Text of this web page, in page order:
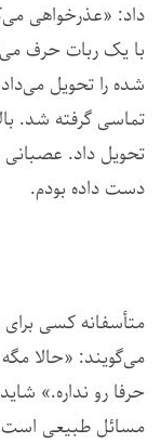
داد: «عذرخواهی
با یک ربات حرف
شده را تحویل
تماسی گرفته شد.
تحویل داد. عصبانی
دست داده بودم.
متأسفانه کسی
می‌گویند: «حالا
حرفا رو نداره.»
مسائل طبیعی